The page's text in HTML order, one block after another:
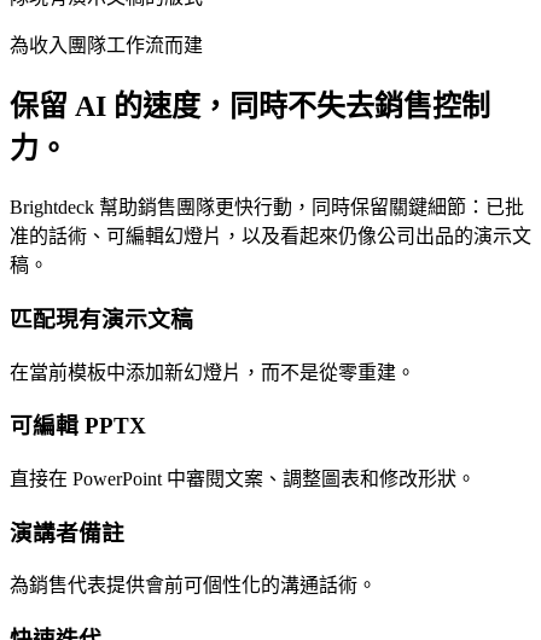
為收入團隊工作流而建
保留 AI 的速度，同時不失去銷售控制
力。
Brightdeck 幫助銷售團隊更快行動，同時保留關鍵細節：已批
准的話術、可編輯幻燈片，以及看起來仍像公司出品的演示文
稿。
匹配現有演示文稿
在當前模板中添加新幻燈片，而不是從零重建。
可編輯 PPTX
直接在 PowerPoint 中審閱文案、調整圖表和修改形狀。
演講者備註
為銷售代表提供會前可個性化的溝通話術。